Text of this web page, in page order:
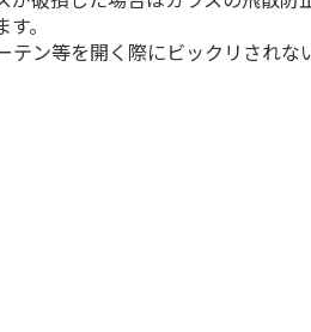
。
ン等を開く際にビックリされな